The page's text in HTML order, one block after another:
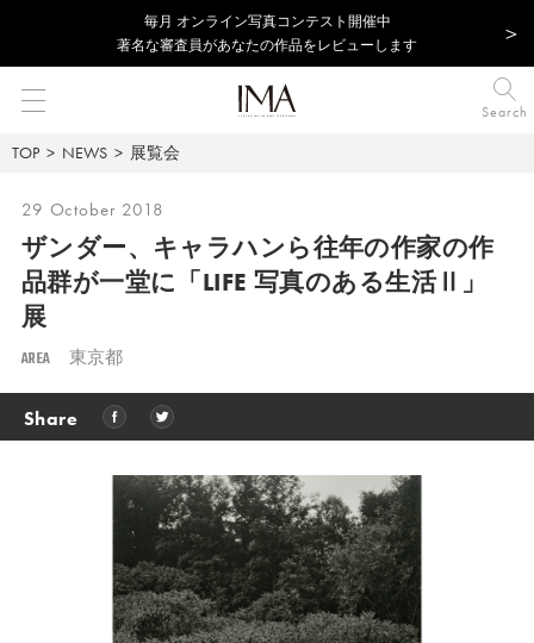
毎⽉ オンライン写真コンテスト開催中
著名な審査員があなたの作品をレビューします
Search
TOP NEWS 展覧会
29 October 2018
ザンダー、キャラハンら往年の作家の作
品群が一堂に「LIFE 写真のある生活Ⅱ」
展
AREA 東京都
Share